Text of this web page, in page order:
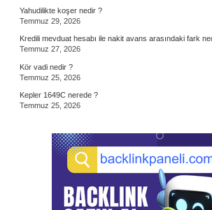
Yahudilikte koşer nedir ?
Temmuz 29, 2026
Kredili mevduat hesabı ile nakit avans arasındaki fark
Temmuz 27, 2026
Kör vadi nedir ?
Temmuz 25, 2026
Kepler 1649C nerede ?
Temmuz 25, 2026